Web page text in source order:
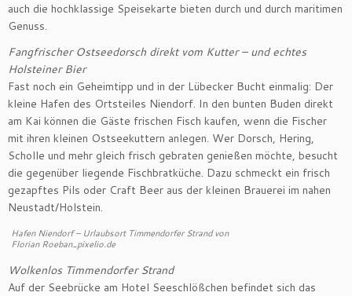
auch die hochklassige Speisekarte bieten durch und durch maritimen
Genuss.
Fangfrischer Ostseedorsch direkt vom Kutter – und echtes
Holsteiner Bier
Fast noch ein Geheimtipp und in der Lübecker Bucht einmalig: Der
kleine Hafen des Ortsteiles Niendorf. In den bunten Buden direkt
am Kai können die Gäste frischen Fisch kaufen, wenn die Fischer
mit ihren kleinen Ostseekuttern anlegen. Wer Dorsch, Hering,
Scholle und mehr gleich frisch gebraten genießen möchte, besucht
die gegenüber liegende Fischbratküche. Dazu schmeckt ein frisch
gezapftes Pils oder Craft Beer aus der kleinen Brauerei im nahen
Neustadt/Holstein.
Hafen Niendorf – Urlaubsort Timmendorfer Strand von
Florian Roeban_pixelio.de
Wolkenlos Timmendorfer Strand
Auf der Seebrücke am Hotel Seeschlößchen befindet sich das